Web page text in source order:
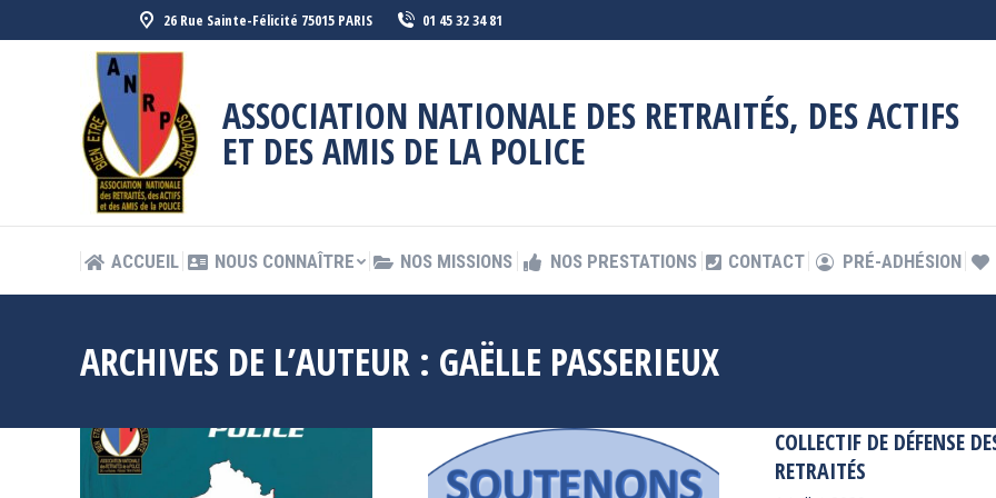
26 Rue Sainte-Félicité 75015 PARIS 01 45 32 34 81
ASSOCIATION NATIONALE DES RETRAITÉS, DES ACTIFS
ET DES AMIS DE LA POLICE
ACCUEIL NOUS CONNAÎTRE NOS MISSIONS NOS PRESTATIONS CONTACT PRÉ-ADHÉSION
ARCHIVES DE L’AUTEUR : GAËLLE PASSERIEUX
COLLECTIF DE DÉFENSE
RETRAITÉS
ACCUEIL NOUS CONNAÎTRE NOS MISSIONS NOS PRESTATIONS CONTACT PRÉ-ADHÉSION